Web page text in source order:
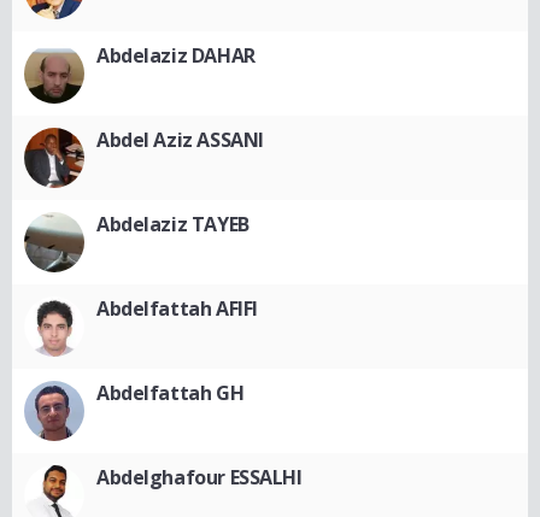
Abdelaziz DAHAR
Abdel Aziz ASSANI
Abdelaziz TAYEB
Abdelfattah AFIFI
Abdelfattah GH
Abdelghafour ESSALHI